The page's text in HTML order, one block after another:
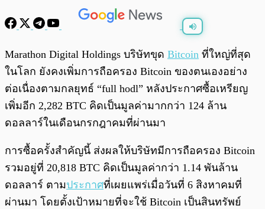
0:00 0:00
Marathon Digital Holdings บริษัทขุด Bitcoin ที่ใหญ่ที่สุด
ในโลก ยังคงเพิ่มการถือครอง Bitcoin ของตนเองอย่าง
ต่อเนื่องตามกลยุทธ์ “full hodl” หลังประกาศซื้อเหรียญ
เพิ่มอีก 2,282 BTC คิดเป็นมูลค่ามากกว่า 124 ล้าน
ดอลลาร์ในเดือนกรกฎาคมที่ผ่านมา
การซื้อครั้งสำคัญนี้ ส่งผลให้บริษัทมีการถือครอง Bitcoin
รวมอยู่ที่ 20,818 BTC คิดเป็นมูลค่ากว่า 1.14 พันล้าน
ดอลลาร์ ตามประกาศที่เผยแพร่เมื่อวันที่ 6 สิงหาคมที่
ผ่านมา โดยตั้งเป้าหมายที่จะใช้ Bitcoin เป็นสินทรัพย์